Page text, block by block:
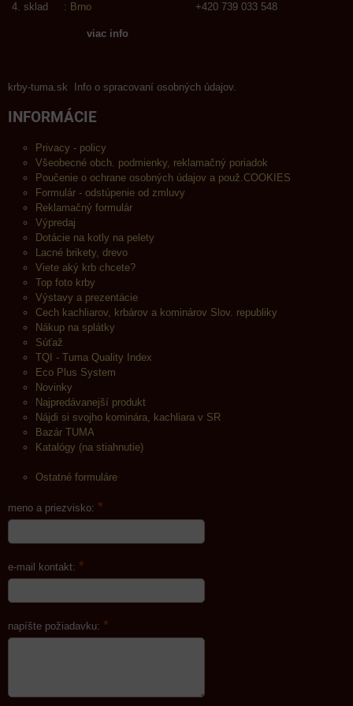
sklad : Brno +420 739 033 548
viac info
krby-tuma.sk Info o spracovaní osobných údajov.
INFORMÁCIE
Privacy - policy
Všeobecné obch. podmienky, reklamačný poriadok
Poučenie o ochrane osobných údajov a použ.COOKIES
Formulár - odstúpenie od zmluvy
Reklamačný formulár
Výpredaj
Dotácie na kotly na pelety
Lacné brikety, drevo
Viete aký krb chcete?
Top foto krby
Výstavy a prezentácie
Cech kachliarov, krbárov a kominárov Slov. republiky
Nákup na splátky
Súťaž
TQI - Tuma Quality Index
Eco Plus System
Novinky
Najpredávanejší produkt
Nájdi si svojho kominára, kachliara v SR
Bazár TUMA
Katalógy (na stiahnutie)
Ostatné formuláre
meno a priezvisko: *
e-mail kontakt: *
napíšte požiadavku: *